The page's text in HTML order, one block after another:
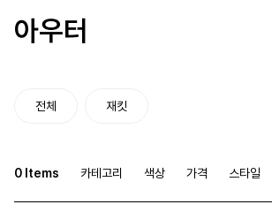
아우터
전체 재킷
0 Items 카테고리 색상 가격 스타일